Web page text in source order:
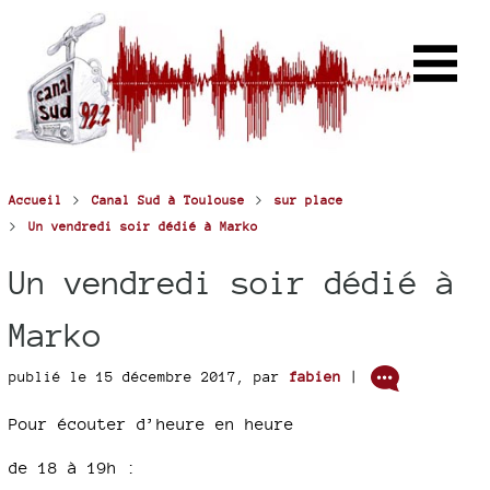
Accueil > Canal Sud à Toulouse > sur place
> Un vendredi soir dédié à Marko
Un vendredi soir dédié à
Marko
publié le 15 décembre 2017, par fabien |
Pour écouter d’heure en heure
de 18 à 19h :